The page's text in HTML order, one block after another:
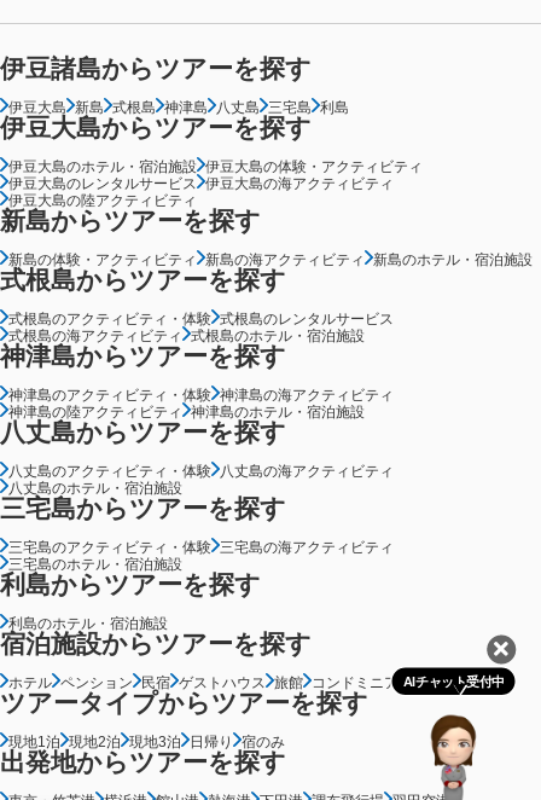
伊豆諸島からツアーを探す
伊豆大島 新島 式根島 神津島 八丈島 三宅島 利島
伊豆大島からツアーを探す
伊豆大島のホテル・宿泊施設 伊豆大島の体験・アクティビティ
伊豆大島のレンタルサービス 伊豆大島の海アクティビティ
伊豆大島の陸アクティビティ
新島からツアーを探す
新島の体験・アクティビティ 新島の海アクティビティ 新島のホテル・宿泊施設
式根島からツアーを探す
式根島のアクティビティ・体験 式根島のレンタルサービス
式根島の海アクティビティ
式根島のホテル・宿泊施設
神津島からツアーを探す
神津島のアクティビティ・体験 神津島の海アクティビティ
神津島の陸アクティビティ
神津島のホテル・宿泊施設
八丈島からツアーを探す
八丈島のアクティビティ・体験 八丈島の海アクティビティ
八丈島のホテル・宿泊施設
三宅島からツアーを探す
三宅島のアクティビティ・体験 三宅島の海アクティビティ
三宅島のホテル・宿泊施設
利島からツアーを探す
利島のホテル・宿泊施設
宿泊施設からツアーを探す
ホテル ペンション 民宿 ゲストハウス 旅館 コンドミニアム グランピング
ツアータイプからツアーを探す
現地1泊 現地2泊 現地3泊 日帰り 宿のみ
出発地からツアーを探す
AIチャット受付中